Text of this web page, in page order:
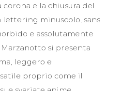
e la chiusura del
lettering minuscolo, sans
e assolutamente
si presenta
leggero e
proprio come il